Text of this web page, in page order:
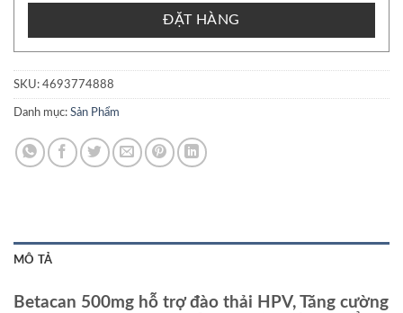
ĐẶT HÀNG
SKU: 4693774888
Danh mục: Sản Phẩm
MÔ TẢ
Betacan 500mg hỗ trợ đào thải HPV, Tăng cường